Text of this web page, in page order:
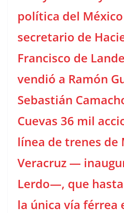
política del
secretario de
Francisco de
vendió a Ramón
Sebastián
Cuevas 36 mil
línea de trenes de
Veracruz —
Lerdo—, que
la única vía férrea